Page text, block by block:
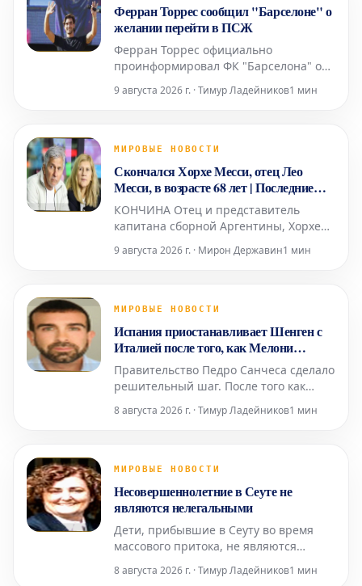
совершенно не нужен.
Ферран Торрес сообщил "Барселоне" о
желании перейти в ПСЖ
Ферран Торрес официально
проинформировал ФК "Барселона" о
заключить соглашение с "ПСЖ".
после того, как забил победный гол в
об этом главному тренеру Ханси Флику
9 августа 2026 г. · Тимур Ладейников1 мин
МИРОВЫЕ НОВОСТИ
Скончался Хорхе Месси, отец Лео
Месси, в возрасте 68 лет | Последние
новости: прямые реакции
КОНЧИНА Отец и представитель
капитана сборной Аргентины, Хорхе
наблюдением в течение нескольких
известно о его кончине в возрасте 68
мир.
9 августа 2026 г. · Мирон Державин1 мин
МИРОВЫЕ НОВОСТИ
Испания приостанавливает Шенген с
Италией после того, как Мелони
отвергла ультиматум Санчеса
Правительство Педро Санчеса сделало
решительный шаг. После того как
ультиматум относительно
на нелегальное прибытие более 72
испанское правительство приняло от
8 августа 2026 г. · Тимур Ладейников1 мин
МИРОВЫЕ НОВОСТИ
Несовершеннолетние в Сеуте не
являются нелегальными
Дети, прибывшие в Сеуту во время
массового притока, не являются
что Сантьяго Абаскаль называет их
8 августа 2026 г. · Тимур Ладейников1 мин